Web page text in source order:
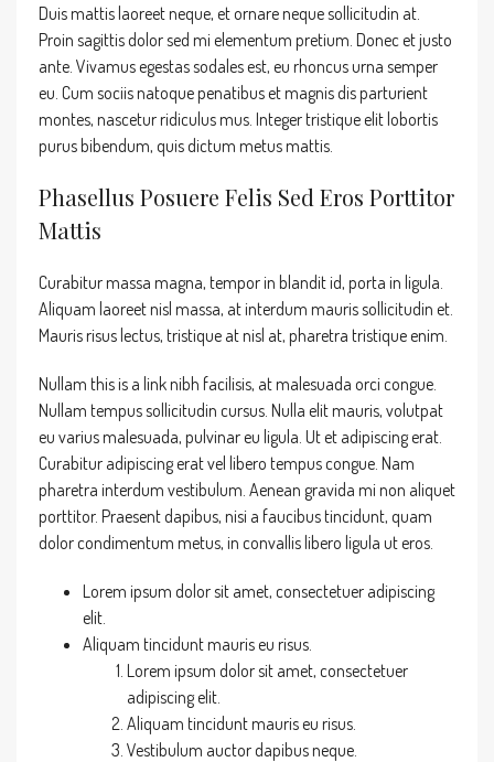
Duis mattis laoreet neque, et ornare neque sollicitudin at.
Proin sagittis dolor sed mi elementum pretium. Donec et justo
ante. Vivamus egestas sodales est, eu rhoncus urna semper
eu. Cum sociis natoque penatibus et magnis dis parturient
montes, nascetur ridiculus mus. Integer tristique elit lobortis
purus bibendum, quis dictum metus mattis.
Phasellus Posuere Felis Sed Eros Porttitor
Mattis
Curabitur massa magna, tempor in blandit id, porta in ligula.
Aliquam laoreet nisl massa, at interdum mauris sollicitudin et.
Mauris risus lectus, tristique at nisl at, pharetra tristique enim.
Nullam this is a link nibh facilisis, at malesuada orci congue.
Nullam tempus sollicitudin cursus. Nulla elit mauris, volutpat
eu varius malesuada, pulvinar eu ligula. Ut et adipiscing erat.
Curabitur adipiscing erat vel libero tempus congue. Nam
pharetra interdum vestibulum. Aenean gravida mi non aliquet
porttitor. Praesent dapibus, nisi a faucibus tincidunt, quam
dolor condimentum metus, in convallis libero ligula ut eros.
Lorem ipsum dolor sit amet, consectetuer adipiscing
elit.
Aliquam tincidunt mauris eu risus.
Lorem ipsum dolor sit amet, consectetuer
adipiscing elit.
Aliquam tincidunt mauris eu risus.
Vestibulum auctor dapibus neque.